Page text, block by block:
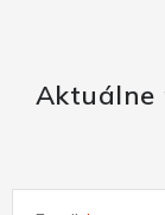
Aktuálne